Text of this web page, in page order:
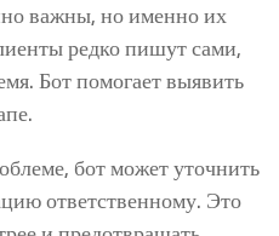
важны, но именно их
редко пишут сами,
Бот помогает выявить
бот может уточнить
ответственному. Это